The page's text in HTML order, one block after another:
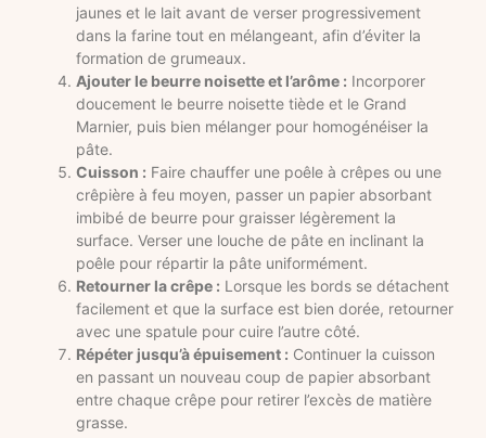
jaunes et le lait avant de verser progressivement
dans la farine tout en mélangeant, afin d’éviter la
formation de grumeaux.
Ajouter le beurre noisette et l’arôme : Incorporer
doucement le beurre noisette tiède et le Grand
Marnier, puis bien mélanger pour homogénéiser la
pâte.
Cuisson : Faire chauffer une poêle à crêpes ou une
crêpière à feu moyen, passer un papier absorbant
imbibé de beurre pour graisser légèrement la
surface. Verser une louche de pâte en inclinant la
poêle pour répartir la pâte uniformément.
Retourner la crêpe : Lorsque les bords se détachent
facilement et que la surface est bien dorée, retourner
avec une spatule pour cuire l’autre côté.
Répéter jusqu’à épuisement : Continuer la cuisson
en passant un nouveau coup de papier absorbant
entre chaque crêpe pour retirer l’excès de matière
grasse.